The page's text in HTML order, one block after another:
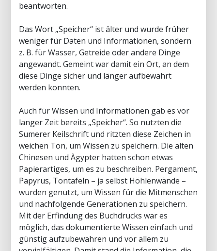
beantworten.
Das Wort „Speicher“ ist älter und wurde früher
weniger für Daten und Informationen, sondern
z. B. für Wasser, Getreide oder andere Dinge
angewandt. Gemeint war damit ein Ort, an dem
diese Dinge sicher und länger aufbewahrt
werden konnten.
Auch für Wissen und Informationen gab es vor
langer Zeit bereits „Speicher“. So nutzten die
Sumerer Keilschrift und ritzten diese Zeichen in
weichen Ton, um Wissen zu speichern. Die alten
Chinesen und Ägypter hatten schon etwas
Papierartiges, um es zu beschreiben. Pergament,
Papyrus, Tontafeln – ja selbst Höhlenwände –
wurden genutzt, um Wissen für die Mitmenschen
und nachfolgende Generationen zu speichern.
Mit der Erfindung des Buchdrucks war es
möglich, das dokumentierte Wissen einfach und
günstig aufzubewahren und vor allem zu